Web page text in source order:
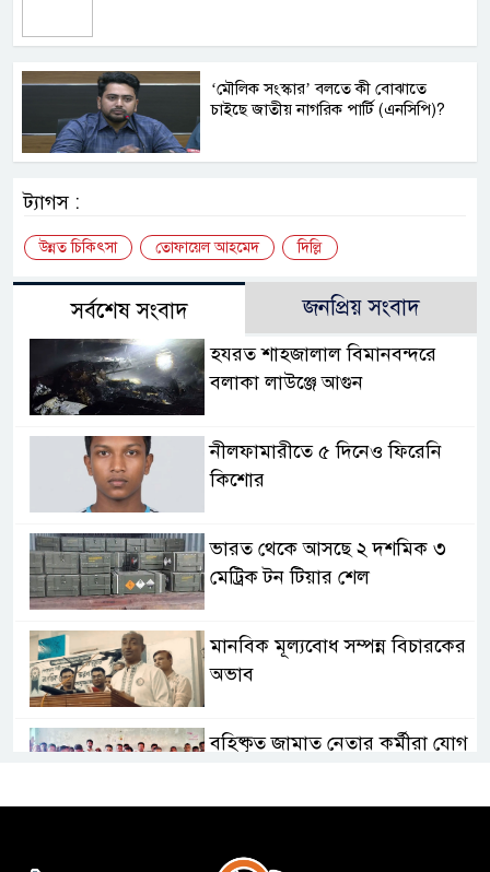
‘মৌলিক সংস্কার’ বলতে কী বোঝাতে
চাইছে জাতীয় নাগরিক পার্টি (এনসিপি)?
ট্যাগস :
উন্নত চিকিৎসা তোফায়েল আহমেদ দিল্লি
সর্বশেষ সংবাদ জনপ্রিয় সংবাদ
হযরত শাহজালাল বিমানবন্দরে
বলাকা লাউঞ্জে আগুন
নীলফামারীতে ৫ দিনেও ফিরেনি
কিশোর
ভারত থেকে আসছে ২ দশমিক ৩
মেট্রিক টন টিয়ার শেল
মানবিক মূল্যবোধ সম্পন্ন বিচারকের
অভাব
বহিষ্কৃত জামাত নেতার কর্মীরা যোগ